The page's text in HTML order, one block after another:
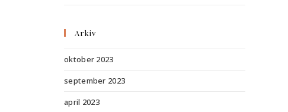
Arkiv
oktober 2023
september 2023
april 2023